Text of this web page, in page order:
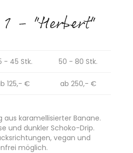
- "Herbert"
- 45 Stk. 50 - 80 Stk.
125,- € ab 250,- €
aus karamellisierter Banane.
und dunkler Schoko-Drip.
vegan und
möglich.